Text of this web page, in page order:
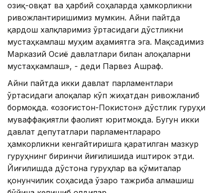
озиқ-овқат ва ҳарбий соҳаларда ҳамкорликни
ривожлантиришимиз мумкин. Айни пайтда
қардош халқларимиз ўртасидаги дўстликни
мустаҳкамлаш муҳим аҳамиятга эга. Мақсадимиз
Марказий Осиё давлатлари билан алоқаларни
мустаҳкамлаш», - деди Парвез Ашраф.
Айни пайтда икки давлат парламентлари
ўртасидаги алоқалар кўп жиҳатдан ривожланиб
бормоқда. «Қозоғистон-Покистон» дўстлик гуруҳи
муваффақиятли фаолият юритмоқда. Бугун икки
давлат депутатлари парламентлараро
ҳамкорликни кенгайтиришга қаратилган мазкур
гуруҳнинг биринчи йиғилишида иштирок этди.
Йиғилишда дўстона гуруҳлар ва қўмиталар
қонунчилик соҳасида ўзаро тажриба алмашиш